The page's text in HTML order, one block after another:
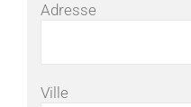
Adresse
Ville